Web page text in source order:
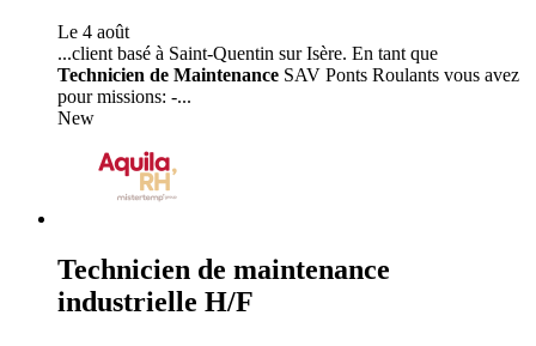
Le 4 août
...client basé à Saint-Quentin sur Isère. En tant que
Technicien de Maintenance SAV Ponts Roulants vous avez
pour missions: -...
New
Technicien de maintenance
industrielle H/F